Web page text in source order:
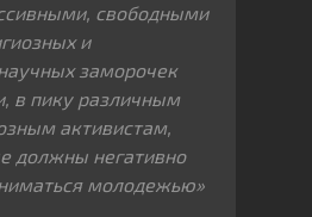
свободными
и
заморочек
в пику различным
активистам,
должны негативно
молодежью»